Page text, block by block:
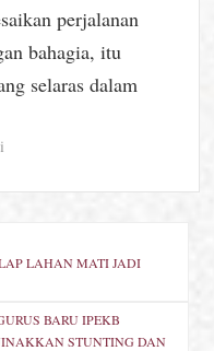
perjalanan
bahagia, itu
selaras dalam
LAHAN MATI JADI
BARU IPEKB
STUNTING DAN